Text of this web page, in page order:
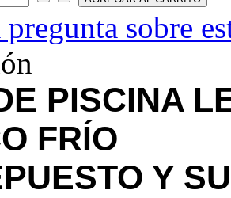
pregunta sobre
PISCINA
FRÍO
Y